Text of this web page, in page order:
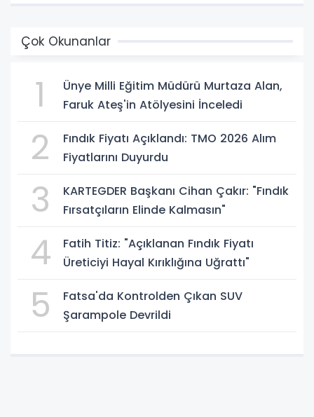
Çok Okunanlar
1
Ünye Milli Eğitim Müdürü Murtaza Alan,
Faruk Ateş'in Atölyesini İnceledi
2
Fındık Fiyatı Açıklandı: TMO 2026 Alım
Fiyatlarını Duyurdu
3
KARTEGDER Başkanı Cihan Çakır: "Fındık
Fırsatçıların Elinde Kalmasın"
4
Fatih Titiz: "Açıklanan Fındık Fiyatı
Üreticiyi Hayal Kırıklığına Uğrattı"
5
Fatsa'da Kontrolden Çıkan SUV
Şarampole Devrildi